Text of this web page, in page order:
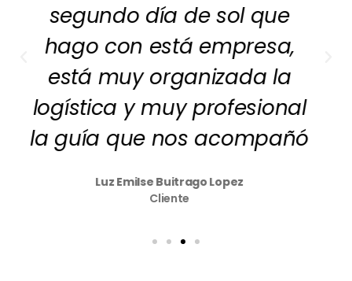
y Jose. Nos encantó la
dinámica y los detalles
sinceramente pos
recomiendo 10000%.
Monica Alvarado Arroyo